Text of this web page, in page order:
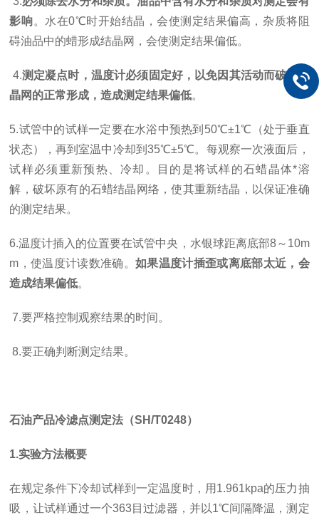
影响。水在0℃时开始结晶，会使测定结果偏高，杂质将阻
碍油品中的蜡形成结晶网，会使测定结果偏低。
4.测定凝点时，温度计必须固定好，以免因其活动而破坏结
晶网的正常形成，造成测定结果偏低。
5.试管中的试样一定要在水浴中预热到50℃±1℃（处于垂直
状态），再到室温中冷却到35℃±5℃。每观察一次液面后，
试样必须重新预热、冷却。目的是将试样的石蜡晶体*溶
解，破坏原有的石蜡结晶网络，使其重新结晶，以保证准确
的测定结果。
6.温度计插入的位置要在试管中央，水银球距离底部8～10m
m，使温度计读数准确。如果温度计插歪或离底部太近，会
造成结果偏低。
7.要严格控制观察结果的时间。
8.要正确判断测定结果。
石油产品冷滤点测定法（SH/T0248）
1.实验方法概要
在规定条件下冷却试样到一定温度时，用1.961kpa的压力抽
吸，让试样通过一个363目过滤器，并以1℃间隔降温，测定